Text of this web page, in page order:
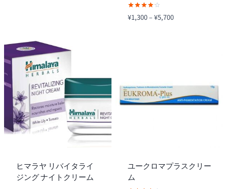
5段階中
4.25
¥1,300–¥5,700価
ヒマラヤ リバイタライ
ジング ナイトクリーム
ユークロマプラスクリー
ム